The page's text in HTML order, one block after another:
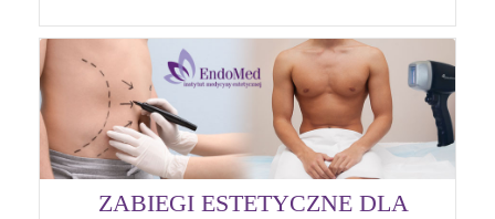
ZABIEGI ESTETYCZNE DLA